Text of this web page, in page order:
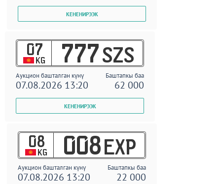
07
KG 777 SZS
Аукцион башталган күнү Баштапкы баа
07.08.2026 13:20 62 000
08
KG 008 EXP
Аукцион башталган күнү Баштапкы баа
07.08.2026 13:20 22 000